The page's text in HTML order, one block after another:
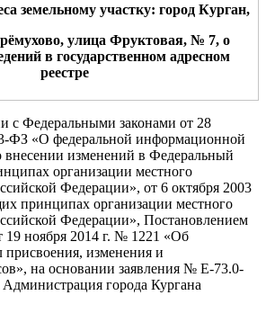
земельному участку: город Курган,
улица Фруктовая, № 7, о
в государственном адресном
реестре
с Федеральными законами от 28
ФЗ «О федеральной информационной
внесении изменений в Федеральный
организации местного
Федерации», от 6 октября 2003
принципах организации местного
Федерации», Постановлением
19 ноября 2014 г. № 1221 «Об
изменения и
на основании заявления № Е-73.0-
Администрация города Кургана